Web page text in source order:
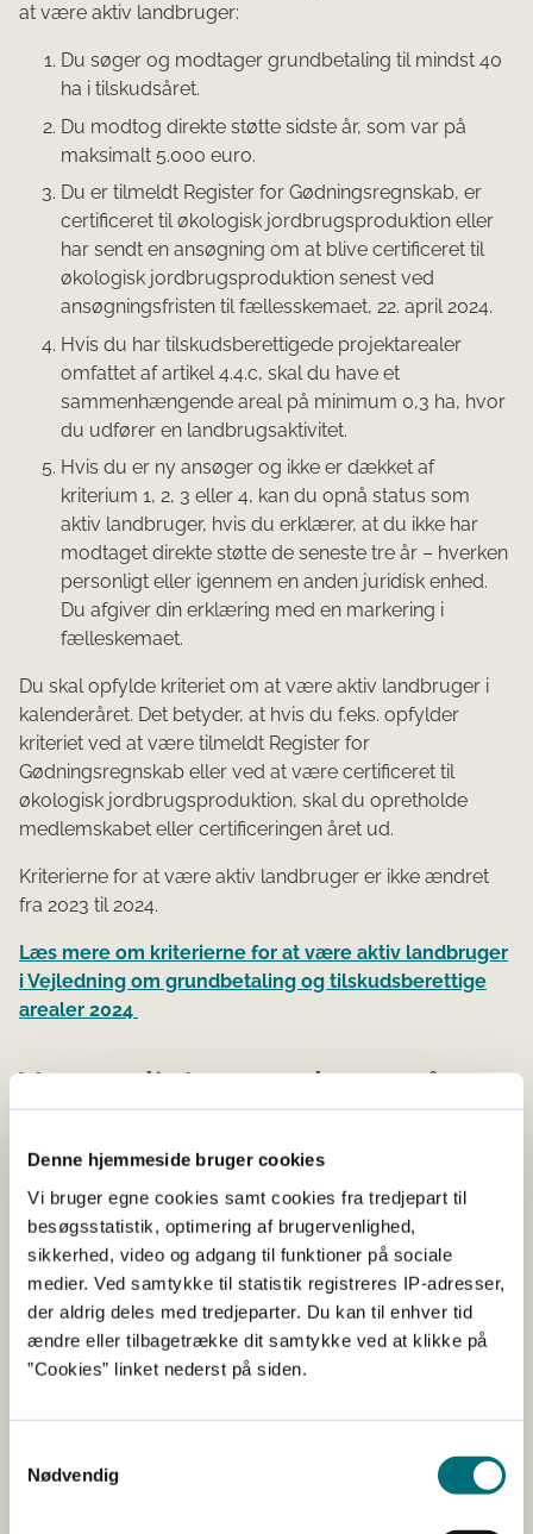
Denne hjemmeside bruger cookies
Vi bruger egne cookies samt cookies fra tredjepart til
besøgsstatistik, optimering af brugervenlighed,
sikkerhed, video og adgang til funktioner på sociale
medier. Ved samtykke til statistik registreres IP-adresser,
der aldrig deles med tredjeparter. Du kan til enhver tid
ændre eller tilbagetrække dit samtykke ved at klikke på
”Cookies” linket nederst på siden.
Nødvendig
at være aktiv landbruger:
Du søger og modtager grundbetaling til mindst 40
ha i tilskudsåret.
Du modtog direkte støtte sidste år, som var på
maksimalt 5.000 euro.
Du er tilmeldt Register for Gødningsregnskab, er
certificeret til økologisk jordbrugsproduktion eller
har sendt en ansøgning om at blive certificeret til
økologisk jordbrugsproduktion senest ved
ansøgningsfristen til fællesskemaet, 22. april 2024.
Hvis du har tilskudsberettigede projektarealer
omfattet af artikel 4.4.c, skal du have et
sammenhængende areal på minimum 0,3 ha, hvor
du udfører en landbrugsaktivitet.
Hvis du er ny ansøger og ikke er dækket af
kriterium 1, 2, 3 eller 4, kan du opnå status som
aktiv landbruger, hvis du erklærer, at du ikke har
modtaget direkte støtte de seneste tre år – hverken
personligt eller igennem en anden juridisk enhed.
Du afgiver din erklæring med en markering i
fælleskemaet.
Du skal opfylde kriteriet om at være aktiv landbruger i
kalenderåret. Det betyder, at hvis du f.eks. opfylder
kriteriet ved at være tilmeldt Register for
Gødningsregnskab eller ved at være certificeret til
økologisk jordbrugsproduktion, skal du opretholde
medlemskabet eller certificeringen året ud.
Kriterierne for at være aktiv landbruger er ikke ændret
fra 2023 til 2024.
Læs mere om kriterierne for at være aktiv landbruger
i Vejledning om grundbetaling og tilskudsberettige
arealer 2024
Vær særligt opmærksom på
Gødningsregnskab og på
certificering til økologisk
jordbrugsproduktion
Hvis du udelukkende opfylder kriteriet for at være aktiv
landbruger ved at være tilmeldt Register for
Gødningsregnskab, skal du være opmærksom på, at
ansøgningsfristen til fællesskemaet, 22. april 2024. Du
din ansøgning.